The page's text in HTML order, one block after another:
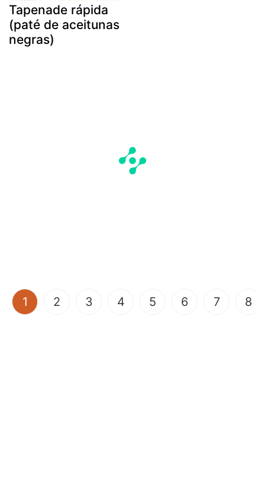
Tapenade rápida
(paté de aceitunas
negras)
1 (current)
2 3 4 5 6 7 8